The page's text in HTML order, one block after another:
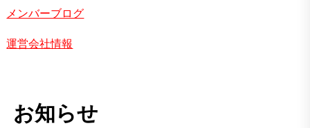
メンバーブログ
運営会社情報
お知らせ